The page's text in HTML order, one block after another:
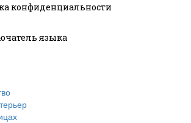
конфиденциальности
языка